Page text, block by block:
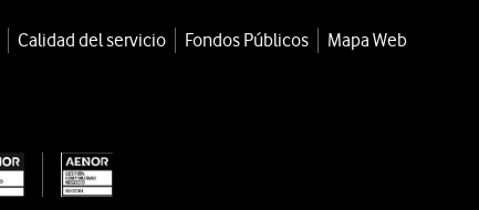
Calidad del servicio Fondos Públicos
Mapa Web